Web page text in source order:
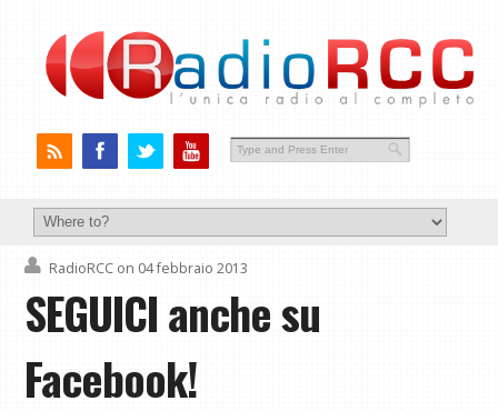
RadioRCC on 04 febbraio 2013
SEGUICI anche su
Facebook!